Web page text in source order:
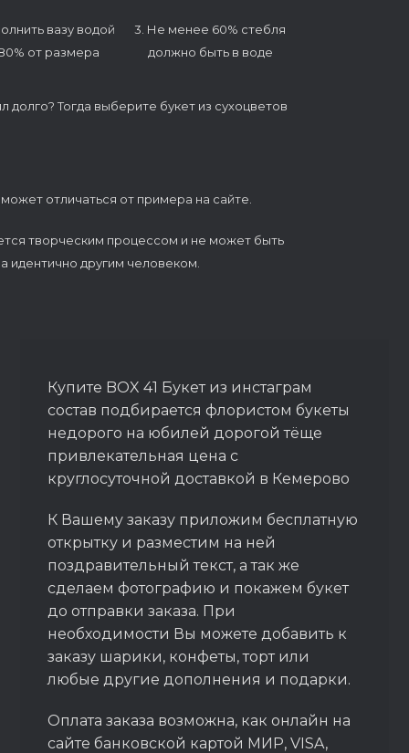
вазу водой
от размера
3. Не менее 60% стебля
должно быть в воде
долго? Тогда выберите букет из сухоцветов
отличаться от примера на сайте.
творческим процессом и не может быть
идентично другим человеком.
Купите BOX 41 Букет из инстаграм
состав подбирается флористом букеты
недорого на юбилей дорогой тёще
привлекательная цена с
круглосуточной доставкой в Кемерово
К Вашему заказу приложим бесплатную
открытку и разместим на ней
поздравительный текст, а так же
сделаем фотографию и покажем букет
до отправки заказа. При
необходимости Вы можете добавить к
заказу шарики, конфеты, торт или
любые другие дополнения и подарки.
Оплата заказа возможна, как онлайн на
сайте банковской картой МИР, VISA,